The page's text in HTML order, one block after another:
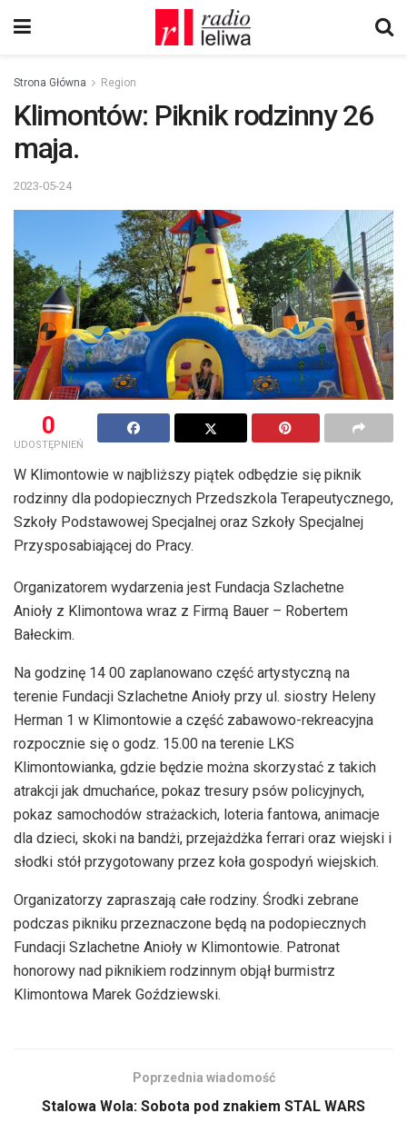
Strona Główna Region
Klimontów: Piknik rodzinny 26
maja.
2023-05-24
0
UDOSTĘPNIEŃ
W Klimontowie w najbliższy piątek odbędzie się piknik
rodzinny dla podopiecznych Przedszkola Terapeutycznego,
Szkoły Podstawowej Specjalnej oraz Szkoły Specjalnej
Przysposabiającej do Pracy.
Organizatorem wydarzenia jest Fundacja Szlachetne
Anioły z Klimontowa wraz z Firmą Bauer – Robertem
Bałeckim.
Na godzinę 14 00 zaplanowano część artystyczną na
terenie Fundacji Szlachetne Anioły przy ul. siostry Heleny
Herman 1 w Klimontowie a część zabawowo-rekreacyjna
rozpocznie się o godz. 15.00 na terenie LKS
Klimontowianka, gdzie będzie można skorzystać z takich
atrakcji jak dmuchańce, pokaz tresury psów policyjnych,
pokaz samochodów strażackich, loteria fantowa, animacje
dla dzieci, skoki na bandżi, przejażdżka ferrari oraz wiejski i
słodki stół przygotowany przez koła gospodyń wiejskich.
Organizatorzy zapraszają całe rodziny. Środki zebrane
podczas pikniku przeznaczone będą na podopiecznych
Fundacji Szlachetne Anioły w Klimontowie. Patronat
honorowy nad piknikiem rodzinnym objął burmistrz
Klimontowa Marek Goździewski.
Poprzednia wiadomość
Stalowa Wola: Sobota pod znakiem STAL WARS